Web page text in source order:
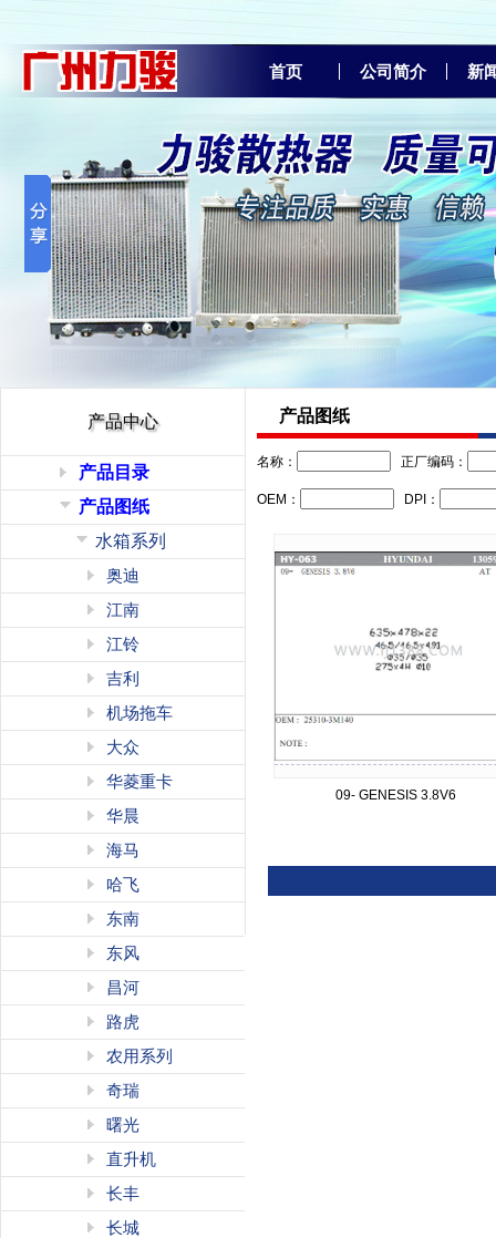
首页 公司简介 新
产品中心
产品目录
产品图纸
水箱系列
奥迪
江南
江铃
吉利
机场拖车
大众
华菱重卡
华晨
海马
哈飞
东南
东风
昌河
路虎
农用系列
奇瑞
曙光
直升机
长丰
长城
产品图纸
名称： 正厂编码：
OEM： DPI：
09- GENESIS 3.8V6